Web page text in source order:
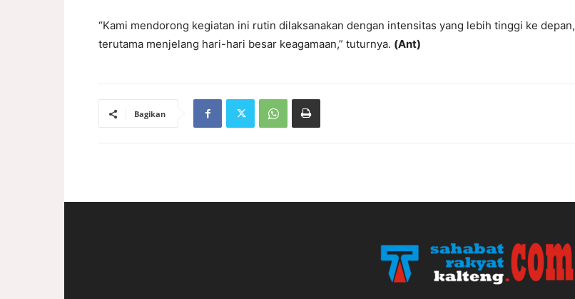
“Kami mendorong kegiatan ini rutin dilaksanakan dengan intensitas yang lebih tinggi ke depan,
terutama menjelang hari-hari besar keagamaan,” tuturnya. (Ant)
Bagikan